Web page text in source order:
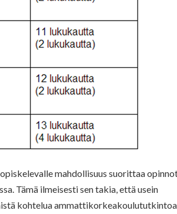
mahdollisuus suorittaa
Tämä ilmeisesti sen takia, että usein
kohtelua